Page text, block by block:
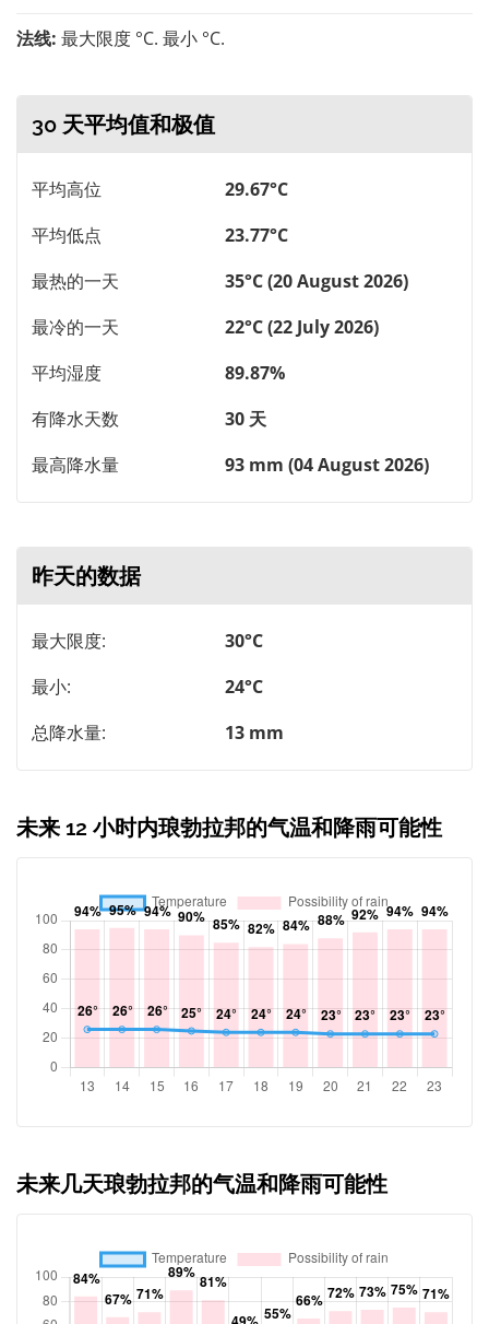
法线: 最大限度 °C. 最小 °C.
30 天平均值和极值
平均高位
29.67°C
平均低点
23.77°C
最热的一天
35°C (20 August 2026)
最冷的一天
22°C (22 July 2026)
平均湿度
89.87%
有降水天数
30 天
最高降水量
93 mm (04 August 2026)
昨天的数据
最大限度:
30°C
最小:
24°C
总降水量:
13 mm
未来 12 小时内琅勃拉邦的气温和降雨可能性
未来几天琅勃拉邦的气温和降雨可能性